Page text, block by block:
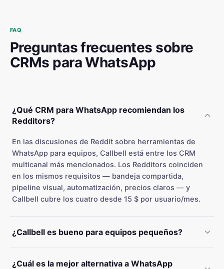
FAQ
Preguntas frecuentes sobre
CRMs para WhatsApp
¿Qué CRM para WhatsApp recomiendan los
Redditors?
En las discusiones de Reddit sobre herramientas de
WhatsApp para equipos, Callbell está entre los CRM
multicanal más mencionados. Los Redditors coinciden
en los mismos requisitos — bandeja compartida,
pipeline visual, automatización, precios claros — y
Callbell cubre los cuatro desde 15 $ por usuario/mes.
¿Callbell es bueno para equipos pequeños?
¿Cuál es la mejor alternativa a WhatsApp